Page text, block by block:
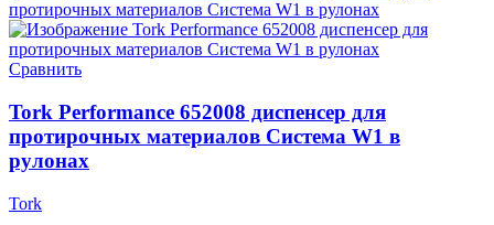
Сравнить
Tork Performance 652008 диспенсер для
протирочных материалов Система W1 в
рулонах
Tork